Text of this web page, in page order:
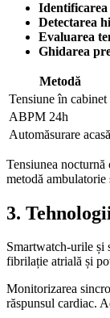
Detectarea
Evaluarea
Ghidarea
Metodă
Tensiune în cabinet
ABPM 24h
Automăsurare acasă
Tensiunea
metodă ambulatorie
3.
Smartwatch-urile și
fibrilație atrială și
Monitorizarea
răspunsul cardiac.